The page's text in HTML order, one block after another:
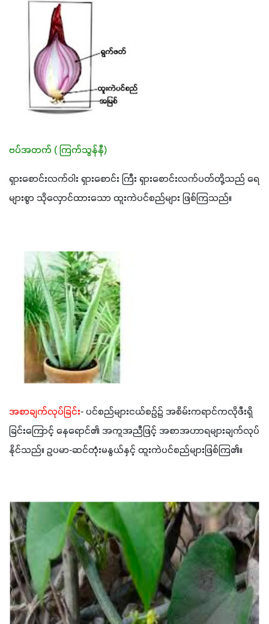
ဗပ်အတက် ( ကြက်သွန်နီ)
ရှားစောင်းလက်ဝါး ရှားစောင်း ကြီး ရှားစောင်းလက်ပတ်တို့သည် ရေ
များစွာ သိုလှောင်ထားသော ထူးကဲပင်စည်များ ဖြစ်ကြသည်။
အစာချက်လုပ်ခြင်း- ပင်စည်များငယ်စဥ်၌ အစိမ်းကရာင်ကလိုဖီးရှိ
ခြင်းကြောင့် နေရောင်၏ အကူအညီဖြင့် အစာအဟာရများချက်လုပ်
နိုင်သည်။ ဥပမာ-ဆင်တုံးမနွယ်နှင့် ထူးကဲပင်စည်များဖြစ်ကြ၏။